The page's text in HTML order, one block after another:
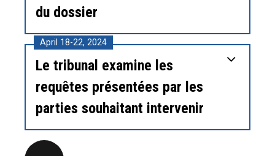
du dossier
April 18-22, 2024
Le tribunal examine les
requêtes présentées par les
parties souhaitant intervenir